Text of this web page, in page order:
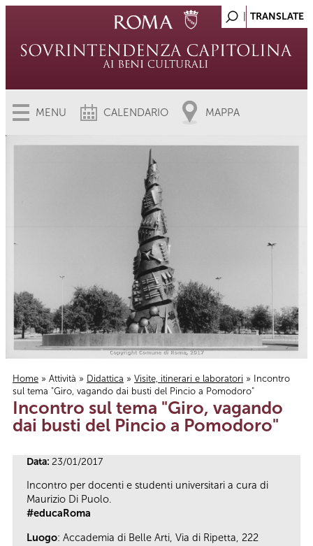
MENU CALENDARIO MAPPA
Tu sei qui
Home » Attività » Didattica » Visite, itinerari e laboratori » Incontro
sul tema "Giro, vagando dai busti del Pincio a Pomodoro"
Incontro sul tema "Giro, vagando
dai busti del Pincio a Pomodoro"
Data: 23/01/2017
Incontro per docenti e studenti universitari a cura di
Maurizio Di Puolo.
#educaRoma
Luogo: Accademia di Belle Arti, Via di Ripetta, 222